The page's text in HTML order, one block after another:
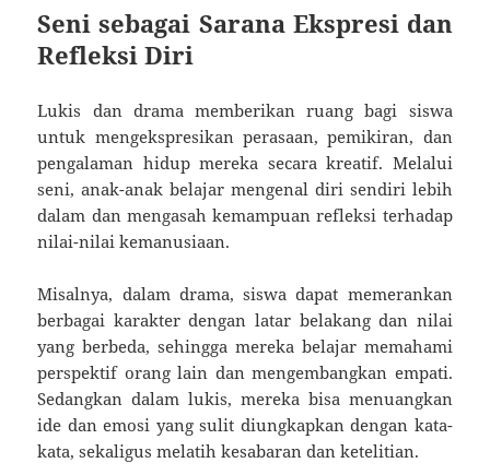
Seni sebagai Sarana Ekspresi dan
Refleksi Diri
Lukis dan drama memberikan ruang bagi siswa
untuk mengekspresikan perasaan, pemikiran, dan
pengalaman hidup mereka secara kreatif. Melalui
seni, anak-anak belajar mengenal diri sendiri lebih
dalam dan mengasah kemampuan refleksi terhadap
nilai-nilai kemanusiaan.
Misalnya, dalam drama, siswa dapat memerankan
berbagai karakter dengan latar belakang dan nilai
yang berbeda, sehingga mereka belajar memahami
perspektif orang lain dan mengembangkan empati.
Sedangkan dalam lukis, mereka bisa menuangkan
ide dan emosi yang sulit diungkapkan dengan kata-
kata, sekaligus melatih kesabaran dan ketelitian.